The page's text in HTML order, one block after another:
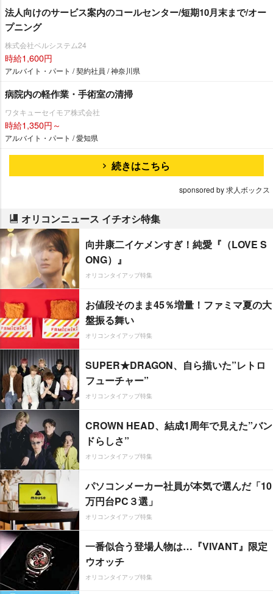
法人向けのサービス案内のコールセンター/短期10月末まで/オー
プニング
株式会社ベルシステム24
時給1,600円
アルバイト・パート / 契約社員 / 神奈川県
病院内の軽作業・手術室の清掃
ワタキューセイモア株式会社
時給1,350円～
アルバイト・パート / 愛知県
続きはこちら
sponsored by 求人ボックス
オリコンニュース イチオシ特集
向井康二イケメンすぎ！純愛『（LOVE S
ONG）』
オリコンタイアップ特集
お値段そのまま45％増量！ファミマ夏の大
盤振る舞い
オリコンタイアップ特集
SUPER★DRAGON、自ら描いた”レトロ
フューチャー”
オリコンタイアップ特集
CROWN HEAD、結成1周年で見えた”バン
ドらしさ”
オリコンタイアップ特集
パソコンメーカー社員が本気で選んだ「10
万円台PC３選」
オリコンタイアップ特集
一番似合う登場人物は…『VIVANT』限定
ウオッチ
オリコンタイアップ特集